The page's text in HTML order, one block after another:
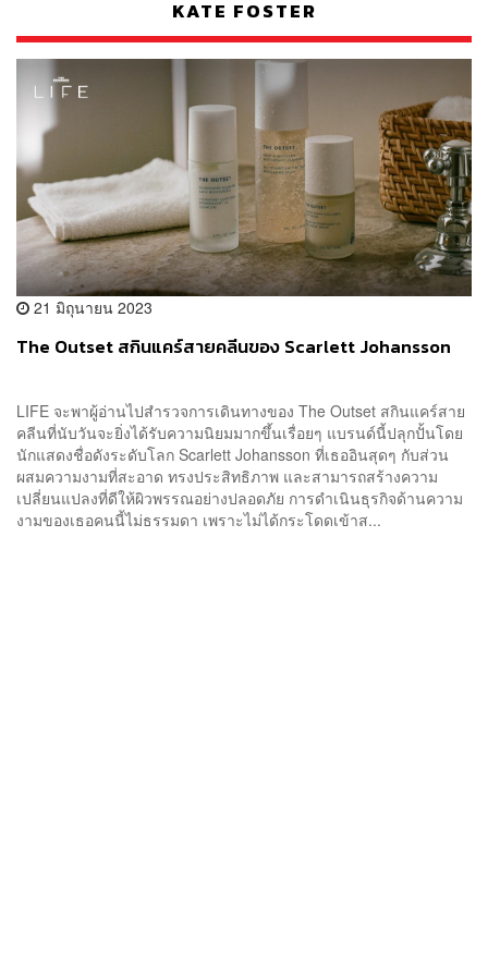
KATE FOSTER
21 มิถุนายน 2023
The Outset สกินแคร์สายคลีนของ Scarlett Johansson
LIFE จะพาผู้อ่านไปสำรวจการเดินทางของ The Outset สกินแคร์สาย
คลีนที่นับวันจะยิ่งได้รับความนิยมมากขึ้นเรื่อยๆ แบรนด์นี้ปลุกปั้นโดย
นักแสดงชื่อดังระดับโลก Scarlett Johansson ที่เธออินสุดๆ กับส่วน
ผสมความงามที่สะอาด ทรงประสิทธิภาพ และสามารถสร้างความ
เปลี่ยนแปลงที่ดีให้ผิวพรรณอย่างปลอดภัย การดำเนินธุรกิจด้านความ
งามของเธอคนนี้ไม่ธรรมดา เพราะไม่ได้กระโดดเข้าส...